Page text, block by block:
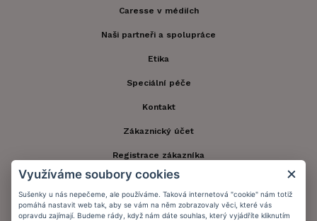
Caresse v médiích
Naši partneři a spolupráce
Etika
Speciální péče
Kontakt
Zákaznický účet
Registrace zákazníka
Doprava a platba
Obchodní podmínky
Využíváme soubory cookies
Sušenky u nás nepečeme, ale používáme. Taková internetová "cookie" nám totiž
pomáhá nastavit web tak, aby se vám na něm zobrazovaly věci, které vás
opravdu zajímají. Budeme rády, když nám dáte souhlas, který vyjádříte kliknutím